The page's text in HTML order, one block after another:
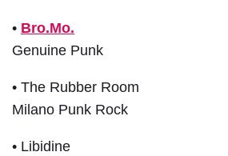
• Bro.Mo.
Genuine Punk
• The Rubber Room
Milano Punk Rock
• Libidine
Monocromatico
Regolazione della navigazione